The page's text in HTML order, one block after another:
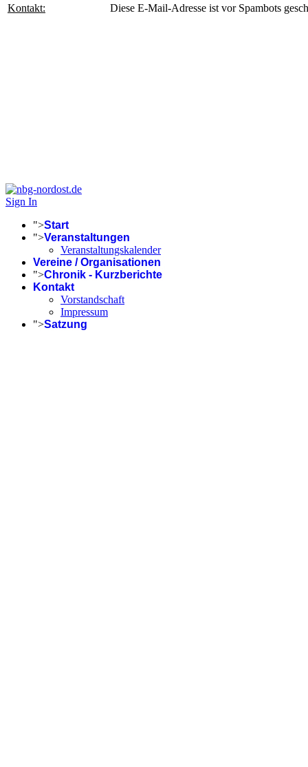
Kontakt:
Diese E-Mail-Adresse ist vor Spambots
Sign In
">Start
">Veranstaltungen
Veranstaltungskalender
Vereine / Organisationen
">Chronik - Kurzberichte
Kontakt
Vorstandschaft
Impressum
">Satzung